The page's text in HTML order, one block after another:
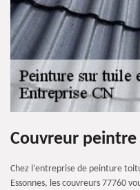
Couvreur
Chez l’entreprise de peinture
Essonnes, les couvreurs 77760